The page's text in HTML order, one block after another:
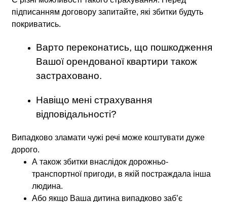
підписанням договору запитайте, які збитки будуть
покриватись.
Варто переконатись, що пошкодження
Вашої орендованої квартири також
застраховано.
Навіщо мені страхування
відповідальності?
Випадково зламати чужі речі може коштувати дуже
дорого.
А також збитки внаслідок дорожньо-
транспортної пригоди, в якій постраждала інша
людина.
Або якщо Ваша дитина випадково заб’є